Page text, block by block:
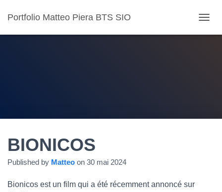
Portfolio Matteo Piera BTS SIO
U
M
BIONICOS
Published by Matteo on 30 mai 2024
Bionicos est un film qui a été récemment annoncé sur